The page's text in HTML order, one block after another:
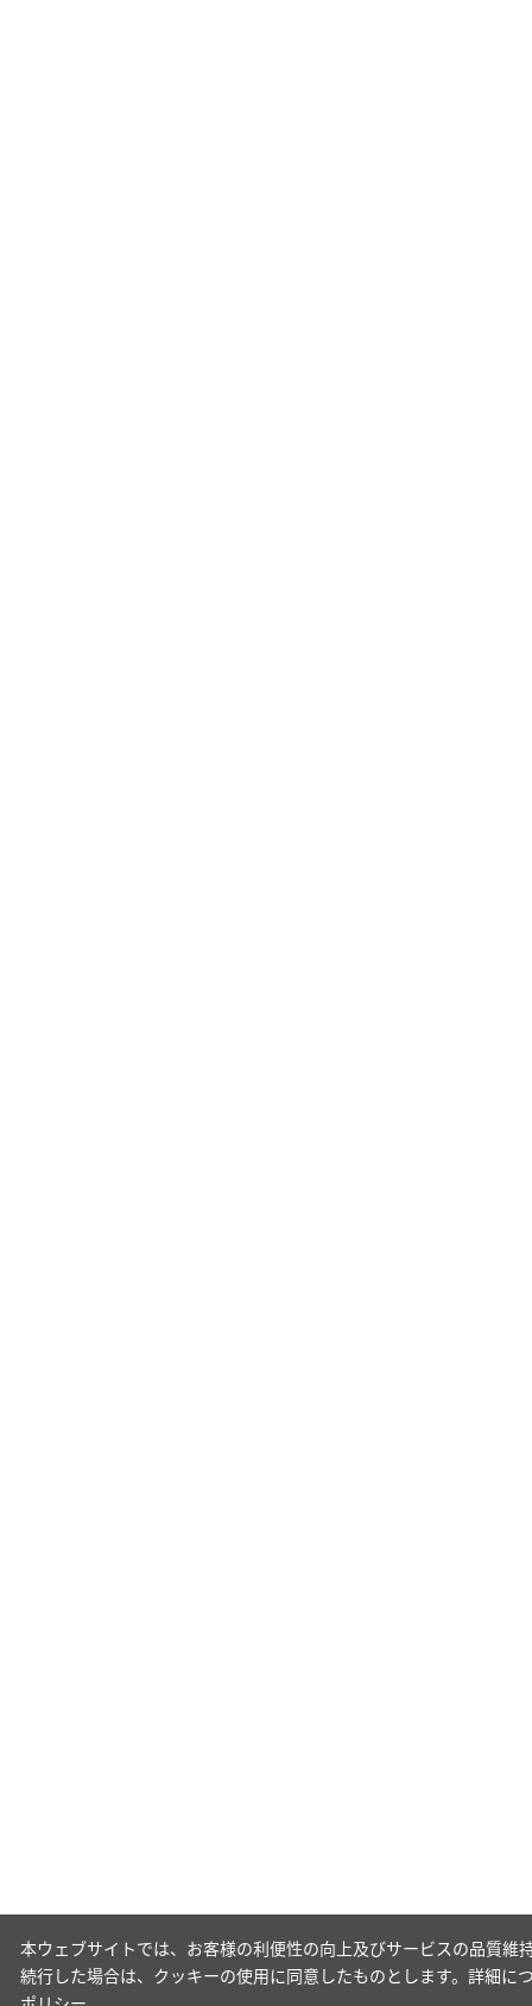
本ウェブサイトでは、お客様の利便性の向上及びサービスの品質
続行した場合は、クッキーの使用に同意したものとします。詳細